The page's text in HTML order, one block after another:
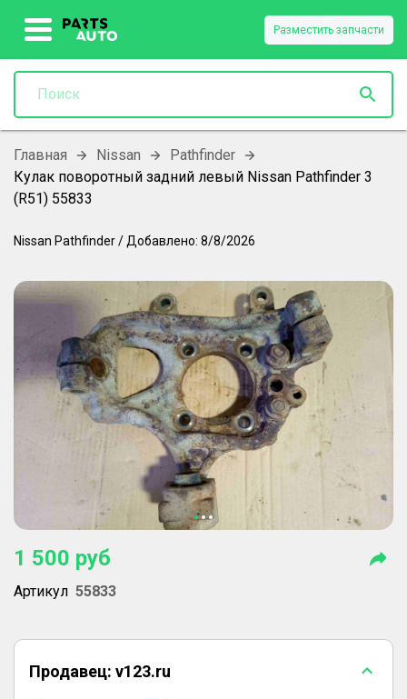
Разместить запчасти
Главная Nissan
Pathfinder
Кулак поворотный задний левый Nissan Pathfinder 3
(R51) 55833
Nissan Pathfinder/ Добавлено: 8/8/2026
1 500 руб
Артикул 55833
Продавец: v123.ru